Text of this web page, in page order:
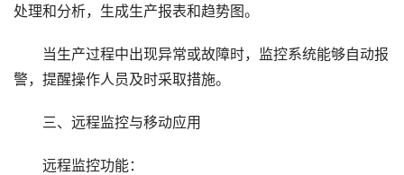
处理和分析，生成生产报表和趋势图。
当生产过程中出现异常或故障时，监控系统能够自动报
警，提醒操作人员及时采取措施。
三、远程监控与移动应用
远程监控功能：